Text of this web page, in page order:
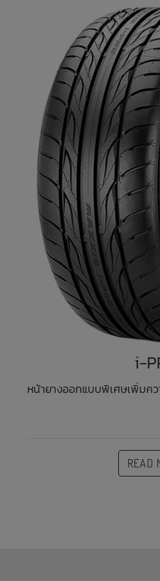
i-
หน้ายางออกแบบพิเศษเพิ่มค
READ